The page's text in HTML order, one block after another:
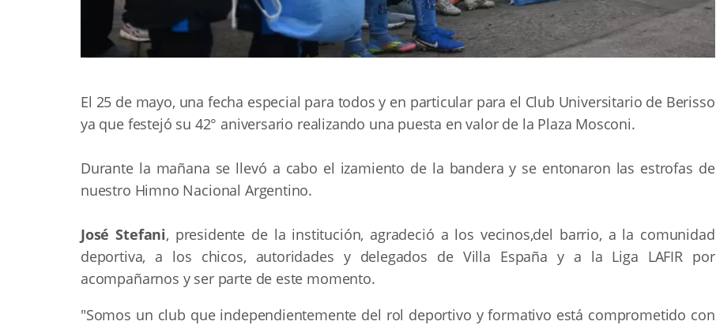
El 25 de mayo, una fecha especial para todos y en particular para el Club Universitario de Berisso
ya que festejó su 42° aniversario realizando una puesta en valor de la Plaza Mosconi.
Durante la mañana se llevó a cabo el izamiento de la bandera y se entonaron las estrofas de
nuestro Himno Nacional Argentino.
José Stefani, presidente de la institución, agradeció a los vecinos,del barrio, a la comunidad
deportiva, a los chicos, autoridades y delegados de Villa España y a la Liga LAFIR por
acompañarnos y ser parte de este momento.
"Somos un club que independientemente del rol deportivo y formativo está comprometido con